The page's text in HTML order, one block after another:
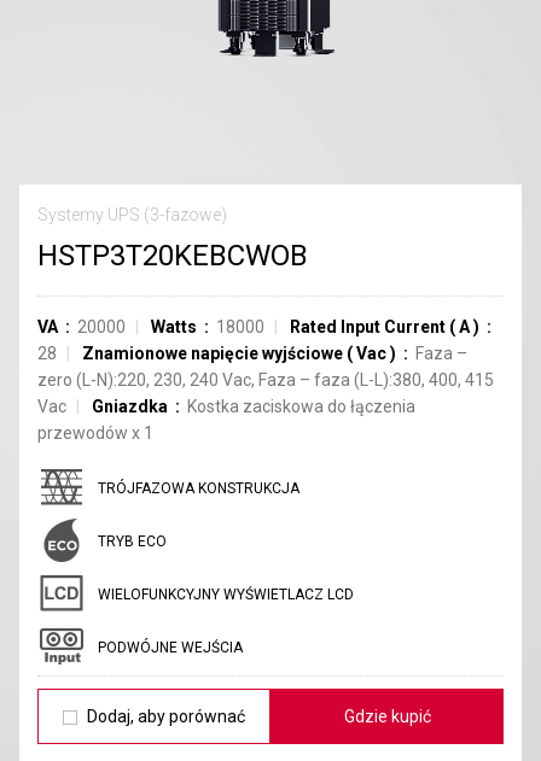
Systemy UPS (3-fazowe)
HSTP3T20KEBCWOB
VA 20000 Watts 18000 Rated Input Current (A)
28
Znamionowe napięcie wyjściowe (Vac)
Faza –
zero (L-N):220, 230, 240 Vac, Faza – faza (L-L):380, 400, 415
Vac
Gniazdka
Kostka zaciskowa do łączenia
przewodów x 1
TRÓJFAZOWA KONSTRUKCJA
TRYB ECO
WIELOFUNKCYJNY WYŚWIETLACZ LCD
PODWÓJNE WEJŚCIA
Dodaj, aby porównać Gdzie kupić